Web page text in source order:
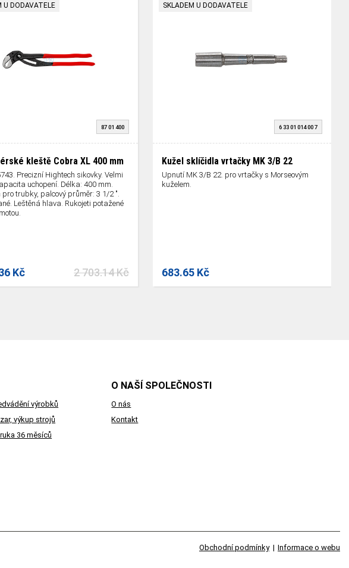
U DODAVATELE
87 01 400
kleště Cobra XL 400 mm
Precizní Hightech sikovky. Velmi
uchopení. Délka: 400 mm.
trubky, palcový průměr: 3 1/2 ".
Leštěná hlava. Rukojeti potažené
2 703.14 Kč
Kč
SKLADEM U DODAVATELE
6 33 01 014 00 7
Kužel sklíčidla vrtačky MK 3/B 22
Upnutí MK 3/B 22. pro vrtačky s Morseovým
kuželem.
683.65 Kč
výrobků
výkup strojů
36 měsíců
O NAŠÍ SPOLEČNOSTI
O nás
Kontakt
Obchodní podmínky | Informace o webu